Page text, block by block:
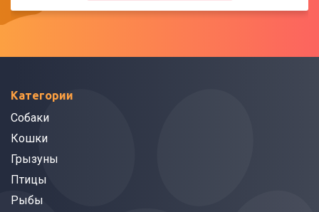
Категории
Собаки
Кошки
Грызуны
Птицы
Рыбы